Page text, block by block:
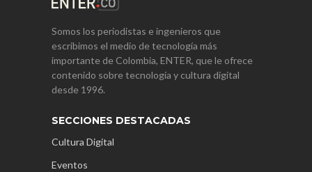
Somos los periodistas e ingenieros que
escribimos el medio de tecnología más
importante de Colombia, ENTER, que le ofrece
contenido sobre tecnología y cultura digital
desde 1996.
SECCIONES DESTACADAS
Cultura Digital
Eventos